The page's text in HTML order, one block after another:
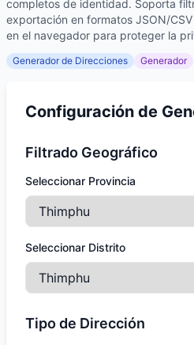
completos de identidad. Soporta
exportación en formatos JSON/
en el navegador para proteger la
Generador de Direcciones Generador
Configuración de
Filtrado Geográfico
Seleccionar Provincia
Seleccionar Distrito
Tipo de Dirección